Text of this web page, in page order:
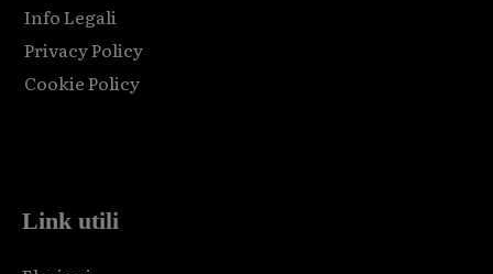
Info Legali
Privacy Policy
Cookie Policy
Link utili